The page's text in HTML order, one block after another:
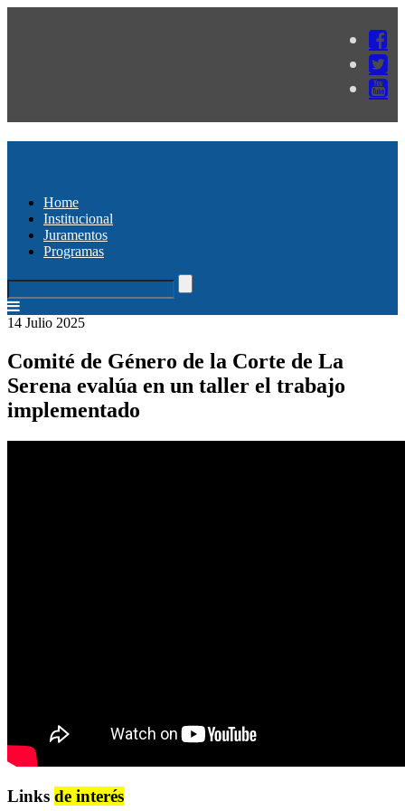
Home
Institucional
Juramentos
Programas
14 Julio 2025
Comité de Género de la Corte de La
Serena evalúa en un taller el trabajo
implementado
Links de interés